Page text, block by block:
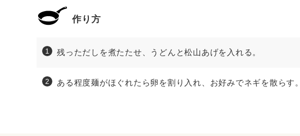
作り方
残っただしを煮たたせ、うどんと松山あげを入れる。
ある程度麺がほぐれたら卵を割り入れ、お好みでネギを散らす。